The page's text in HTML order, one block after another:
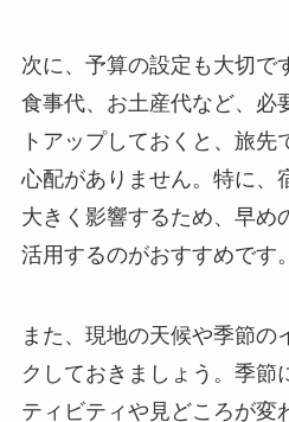
次に、予算の設定も大切で
食事代、お土産代など、必
トアップしておくと、旅先
心配がありません。特に、
大きく影響するため、早め
活用するのがおすすめです。
また、現地の天候や季節の
クしておきましょう。季節
ティビティや見どころが変